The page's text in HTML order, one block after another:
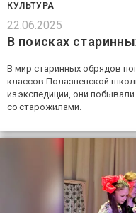
КУЛЬТУРА
22.06.2025
В поисках
В мир старинных обрядов
классов Полазненской
из экспедиции, они
со старожилами.